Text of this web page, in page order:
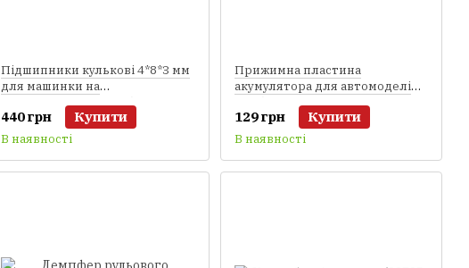
Підшипники кулькові 4*8*3 мм
для машинки на
радіоуправлінні E18 (23628
запчастини Himoto)
440 грн Купити
В наявності
Прижимна пластина
акумулятора для автомоделі
E18 (23620 запчастини для
радіокерованих моделей
Himoto)
129 грн Купити
В наявності